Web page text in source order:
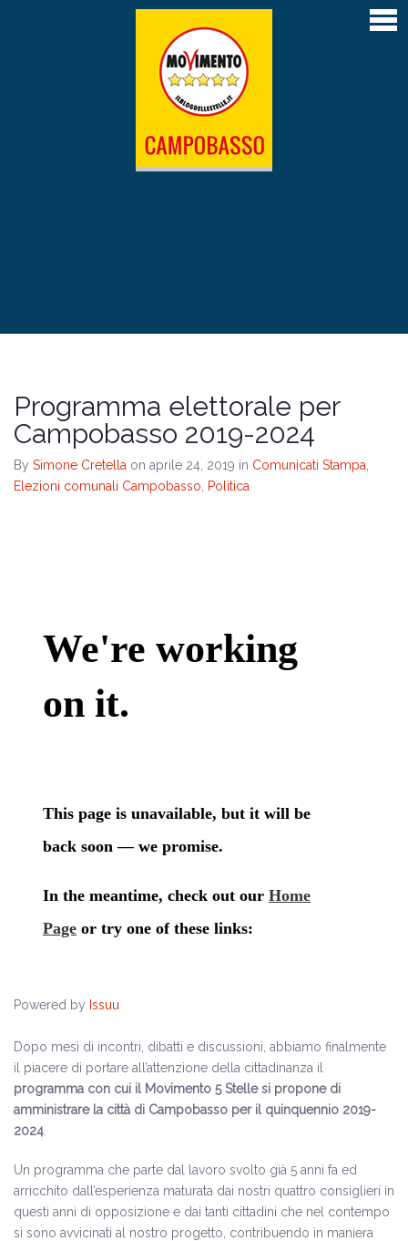
Il programma
Amministrative 2024
Programma elettorale per
Campobasso 2019-2024
By Simone Cretella on aprile 24, 2019 in Comunicati Stampa
Elezioni comunali Campobasso
Politica
Powered by Issuu
Dopo mesi di incontri, dibatti e discussioni, abbiamo finalmente
il piacere di portare all’attenzione della cittadinanza il
programma con cui il Movimento 5 Stelle si propone di
amministrare la città di Campobasso per il quinquennio 2019-
2024
Un programma che parte dal lavoro svolto già 5 anni fa ed
arricchito dall’esperienza maturata dai nostri quattro consiglieri in
questi anni di opposizione e dai tanti cittadini che nel contempo
si sono avvicinati al nostro progetto, contribuendo in maniera